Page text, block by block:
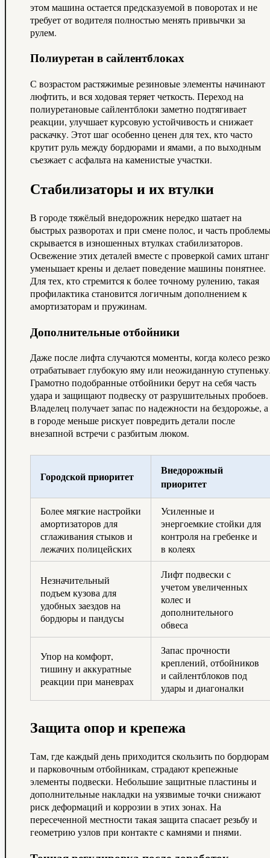
этом машина остается предсказуемой в поворотах и не
требует от водителя полностью менять привычки за
рулем.
Полиуретан в сайлентблоках
С возрастом растяжимые резиновые элементы начинают
люфтить, и вся ходовая теряет четкость. Переход на
полиуретановые сайлентблоки заметно подтягивает
реакции, улучшает курсовую устойчивость и снижает
раскачку. Этот шаг особенно ценен для тех, кто часто
крутит руль между бордюрами и ямами, а по выходным
съезжает с асфальта на каменистые участки.
Стабилизаторы и их втулки
В городе тяжёлый внедорожник нередко шатает на
быстрых разворотах и при смене полос, и часть
скрывается в изношенных втулках стабилизаторов.
Освежение этих деталей вместе с проверкой самих штанг
уменьшает крены и делает поведение машины понятнее.
Для тех, кто стремится к более точному рулению, такая
профилактика становится логичным дополнением к
амортизаторам и пружинам.
Дополнительные отбойники
Даже после лифта случаются моменты, когда колесо резко
отрабатывает глубокую яму или неожиданную
Грамотно подобранные отбойники берут на себя часть
удара и защищают подвеску от разрушительных пробоев.
Владелец получает запас по надежности на бездорожье, а
в городе меньше рискует повредить детали после
внезапной встречи с разбитым люком.
Городской приоритет
Внедорожный
приоритет
Более мягкие настройки
амортизаторов для
сглаживания стыков и
лежачих полицейских
Усиленные и
энергоемкие стойки для
контроля на гребенке и
в колеях
Незначительный
подъем кузова для
удобных заездов на
бордюры и пандусы
Лифт подвески с
учетом увеличенных
колес и
дополнительного
обвеса
Упор на комфорт,
тишину и аккуратные
реакции при маневрах
Запас прочности
креплений, отбойников
и сайлентблоков под
удары и диагоналки
Защита опор и крепежа
Там, где каждый день приходится скользить по бордюрам
и парковочным отбойникам, страдают крепежные
элементы подвески. Небольшие защитные пластины и
дополнительные накладки на уязвимые точки снижают
риск деформаций и коррозии в этих зонах. На
пересеченной местности такая защита спасает резьбу и
геометрию узлов при контакте с камнями и пнями.